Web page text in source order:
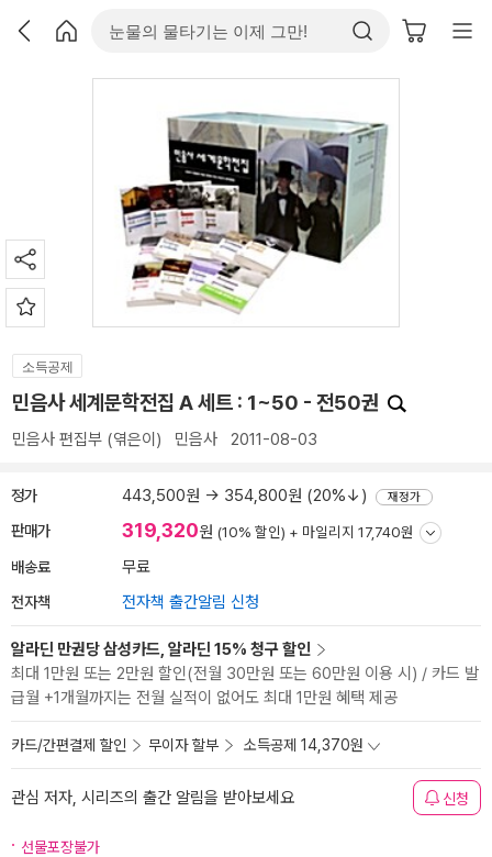
소득공제
민음사 세계문학전집 A 세트 : 1~50 - 전50권
민음사 편집부 (엮은이) 민음사 2011-08-03
정가 443,500원 → 354,800원 (20%↓) 재정가
판매가 319,320원 (10% 할인) + 마일리지 17,740원
배송료 무료
전자책 전자책 출간알림 신청
알라딘 만권당 삼성카드, 알라딘 15% 청구 할인
최대 1만원 또는 2만원 할인(전월 30만원 또는 60만원 이용 시) / 카드 발
급월 +1개월까지는 전월 실적이 없어도 최대 1만원 혜택 제공
카드/간편결제 할인 무이자 할부 소득공제 14,370원
관심 저자, 시리즈의 출간 알림을 받아보세요 신청
선물포장불가